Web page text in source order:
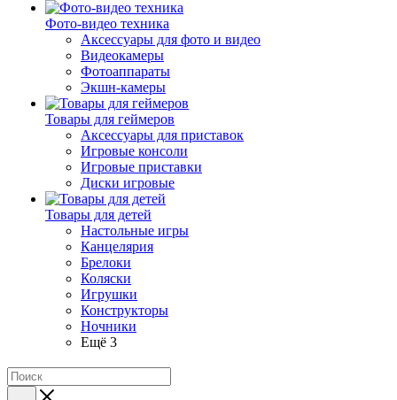
Фото-видео техника
Аксессуары для фото и видео
Видеокамеры
Фотоаппараты
Экшн-камеры
Товары для геймеров
Аксессуары для приставок
Игровые консоли
Игровые приставки
Диски игровые
Товары для детей
Настольные игры
Канцелярия
Брелоки
Коляски
Игрушки
Конструкторы
Ночники
Ещё 3